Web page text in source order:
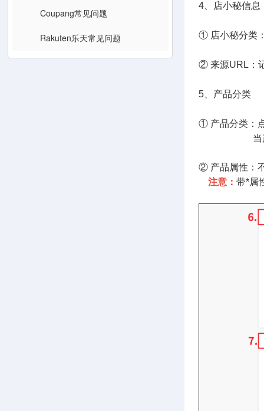
Coupang常见问题
Rakuten乐天常见问题
4、店小秘信息
① 店小秘分类
② 来源URL：
5、产品分类
① 产品分类：
当产品发布
② 产品属性：
注意： 带*属